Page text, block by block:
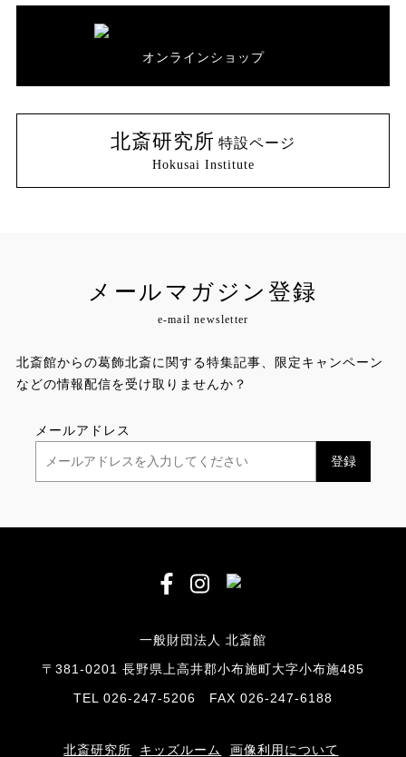
オンラインショップ
北斎研究所 特設ページ
Hokusai Institute
メールマガジン登録
e-mail newsletter
北斎館からの葛飾北斎に関する特集記事、限定キャンペーン
などの情報配信を受け取りませんか？
メールアドレス
一般財団法人 北斎館
〒381-0201 長野県上高井郡小布施町大字小布施485
TEL 026-247-5206 FAX 026-247-6188
北斎研究所 キッズルーム 画像利用について